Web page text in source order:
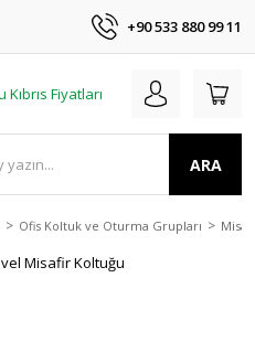
+90 533 880 99 11
ARA
Ofis Koltuk ve Oturma Grupları